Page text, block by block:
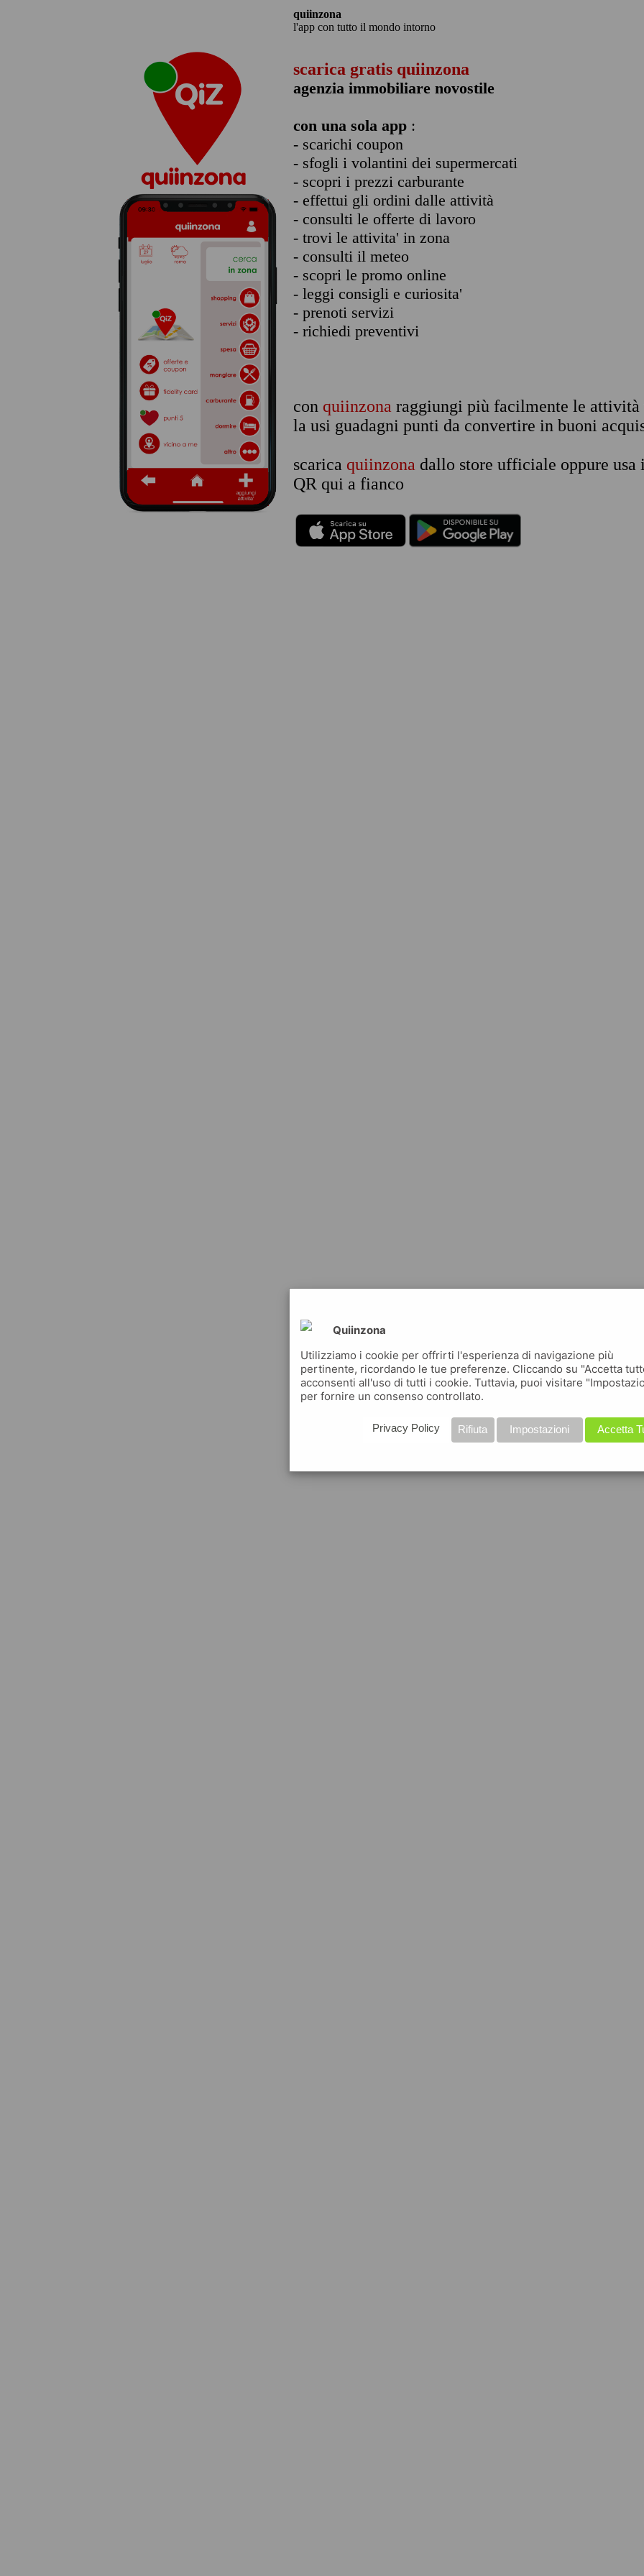
quiinzona
l'app con tutto il mondo intorno
scarica gratis quiinzona
agenzia immobiliare novostile
con una sola app :
- scarichi coupon
- sfogli i volantini dei supermercati
- scopri i prezzi carburante
- effettui gli ordini dalle attività
- consulti le offerte di lavoro
- trovi le attivita' in zona
- consulti il meteo
- scopri le promo online
- leggi consigli e curiosita'
- prenoti servizi
- richiedi preventivi
con quiinzona raggiungi più facilmente le attività
la usi guadagni punti da convertire in buoni
scarica quiinzona dallo store ufficiale oppure usa
QR qui a fianco
Quiinzona
Utilizziamo i cookie per offrirti l'esperienza di navigazione più
pertinente, ricordando le tue preferenze. Cliccando su "Accetta
acconsenti all'uso di tutti i cookie. Tuttavia, puoi visitare
per fornire un consenso controllato.
Accetta
Impostazioni
Rifiuta
Privacy Policy